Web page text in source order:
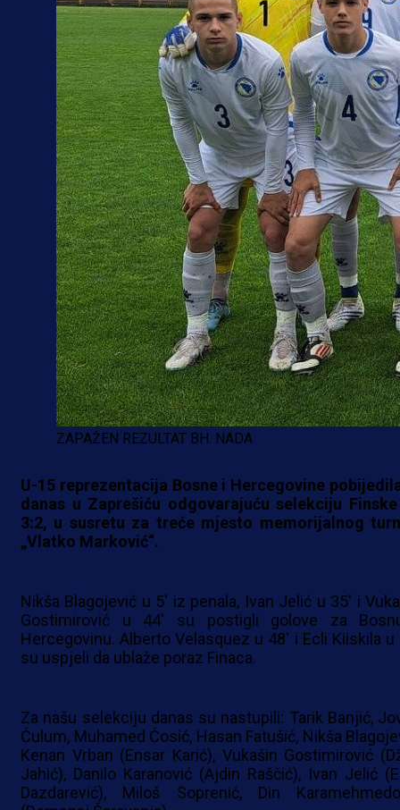
ZAPAŽEN REZULTAT BH. NADA
U-15 reprezentacija Bosne i Hercegovine
danas u Zaprešiću odgovarajuću selekciju
3:2, u susretu za treće mjesto memorijalnog
„Vlatko Marković“.
Nikša Blagojević u 5' iz penala, Ivan Jelić u 35' i
Gostimirović u 44' su postigli golove za
Hercegovinu. Alberto Velasquez u 48' i Ecli Kiiskila u
su uspjeli da ublaže poraz Finaca.
Za našu selekciju danas su nastupili: Tarik Banjić,
Ćulum, Muhamed Ćosić, Hasan Fatušić, Nikša
Kenan Vrban (Ensar Karić), Vukašin Gostimirović
Jahić), Danilo Karanović (Ajdin Raščić), Ivan Jelić
Dazdarević), Miloš Soprenić, Din